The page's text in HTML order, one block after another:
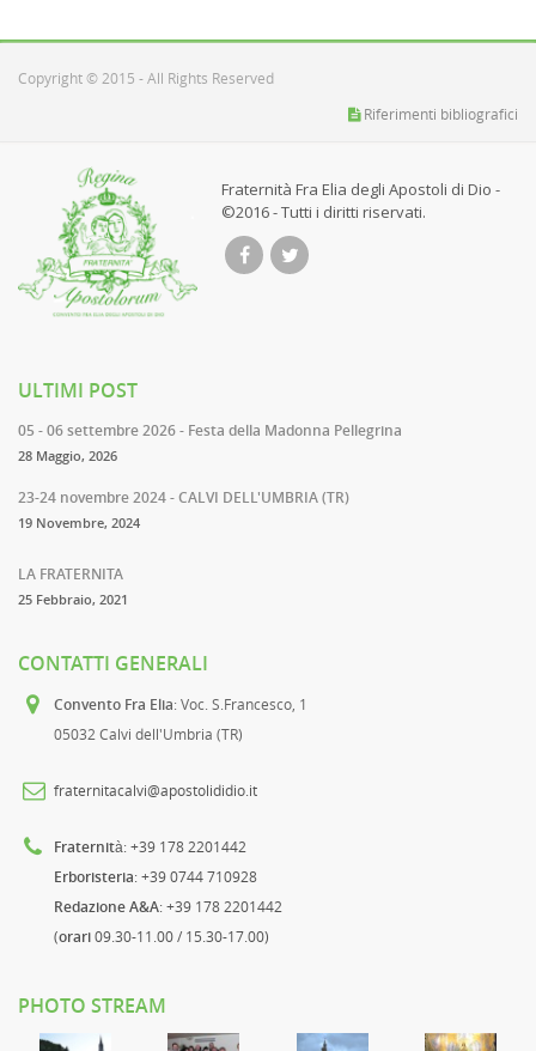
Copyright © 2015 - All Rights Reserved
Riferimenti bibliografici
Fraternità Fra Elia degli Apostoli di Dio -
©2016 - Tutti i diritti riservati.
ULTIMI POST
05 - 06 settembre 2026 - Festa della Madonna Pellegrina
28 Maggio, 2026
23-24 novembre 2024 - CALVI DELL'UMBRIA (TR)
19 Novembre, 2024
LA FRATERNITA
25 Febbraio, 2021
CONTATTI GENERALI
Convento Fra Elia: Voc. S.Francesco, 1
05032 Calvi dell'Umbria (TR)
fraternitacalvi@apostolididio.it
Fraternità: +39 178 2201442
Erboristeria: +39 0744 710928
Redazione A&A: +39 178 2201442
(orari09.30-11.00 / 15.30-17.00)
PHOTO STREAM